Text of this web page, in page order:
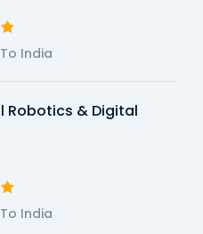
India
Robotics & Digital
India